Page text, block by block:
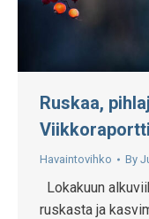
Ruskaa,
Havaintovihko By
Lokakuun
ruskasta ja